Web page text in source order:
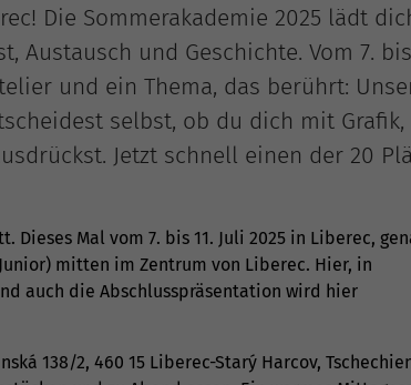
Die Sommerakademie 2025 lädt
Austausch und Geschichte. Vom 7. bis
und ein Thema, das berührt:
selbst, ob du dich mit Grafik,
Jetzt schnell einen der 20
Mal vom 7. bis 11. Juli 2025 in Liberec,
mitten im Zentrum von Liberec. Hier, in
auch die Abschlusspräsentation wird hier
138/2, 460 15 Liberec-Starý Harcov,